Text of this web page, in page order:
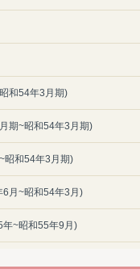
和54年3月期)
期~昭和54年3月期)
昭和54年3月期)
6月~昭和54年3月)
年~昭和55年9月)